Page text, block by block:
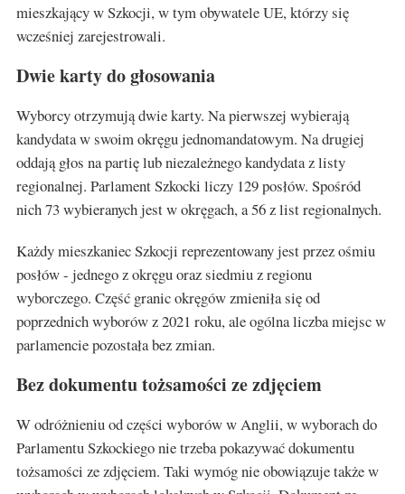
mieszkający w Szkocji, w tym obywatele UE, którzy się
wcześniej zarejestrowali.
Dwie karty do głosowania
Wyborcy otrzymują dwie karty. Na pierwszej wybierają
kandydata w swoim okręgu jednomandatowym. Na drugiej
oddają głos na partię lub niezależnego kandydata z listy
regionalnej. Parlament Szkocki liczy 129 posłów. Spośród
nich 73 wybieranych jest w okręgach, a 56 z list regionalnych.
Każdy mieszkaniec Szkocji reprezentowany jest przez ośmiu
posłów - jednego z okręgu oraz siedmiu z regionu
wyborczego. Część granic okręgów zmieniła się od
poprzednich wyborów z 2021 roku, ale ogólna liczba miejsc w
parlamencie pozostała bez zmian.
Bez dokumentu tożsamości ze zdjęciem
W odróżnieniu od części wyborów w Anglii, w wyborach do
Parlamentu Szkockiego nie trzeba pokazywać dokumentu
tożsamości ze zdjęciem. Taki wymóg nie obowiązuje także w